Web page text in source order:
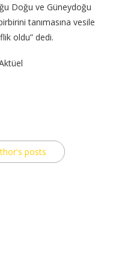
Doğu ve Güneydoğu
tanımasına vesile
oldu” dedi.
posts